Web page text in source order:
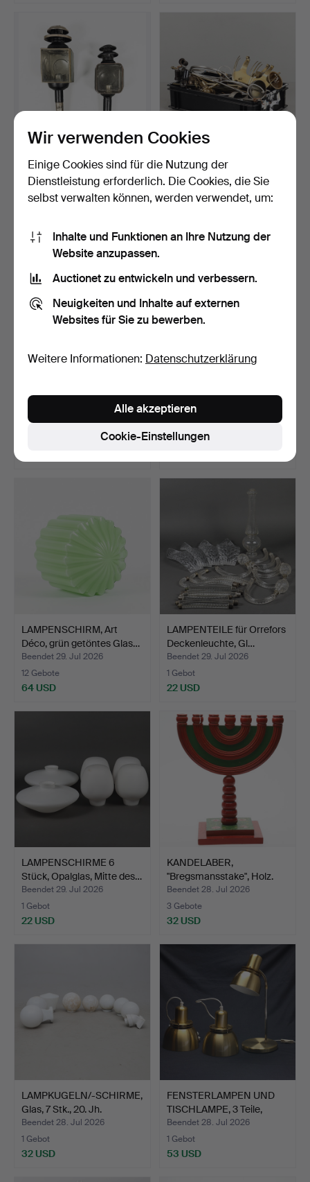
KUTSCHENLATERNE, 2
Stk., bemalte Metall, f…
Beendet 30. Jul 2026
KONVOLUT
LAMPENTEILE.
Beendet 30. Jul 2026
LAMPENSCHIRME 11
Stück, Glas, Mitte des 20…
Beendet 29. Jul 2026
LAMPENSCHIRM, gelblich
getöntes Glas, 20. …
Beendet 29. Jul 2026
1 Gebot
LAMPENSCHIRM, Art
Déco, grün getöntes Glas…
Beendet 29. Jul 2026
12 Gebote
64 USD
LAMPENTEILE für Orrefors
Deckenleuchte, Gl…
Beendet 29. Jul 2026
1 Gebot
22 USD
LAMPENSCHIRME 6
Stück, Opalglas, Mitte des…
Beendet 29. Jul 2026
1 Gebot
22 USD
KANDELABER,
"Bregsmansstake", Holz.
Beendet 28. Jul 2026
3 Gebote
32 USD
LAMPKUGELN/-SCHIRME,
Glas, 7 Stk., 20. Jh.
Beendet 28. Jul 2026
1 Gebot
32 USD
FENSTERLAMPEN UND
TISCHLAMPE, 3 Teile,
mes…
Beendet 28. Jul 2026
1 Gebot
53 USD
Wir verwenden Cookies
Einige Cookies sind für die Nutzung der
Dienstleistung erforderlich. Die Cookies, die Sie
selbst verwalten können, werden verwendet, um:
Inhalte und Funktionen an Ihre Nutzung der
Website anzupassen.
Auctionet zu entwickeln und verbessern.
Neuigkeiten und Inhalte auf externen
Websites für Sie zu bewerben.
Weitere Informationen: Datenschutzerklärung
Cookie-Einstellungen
Alle akzeptieren